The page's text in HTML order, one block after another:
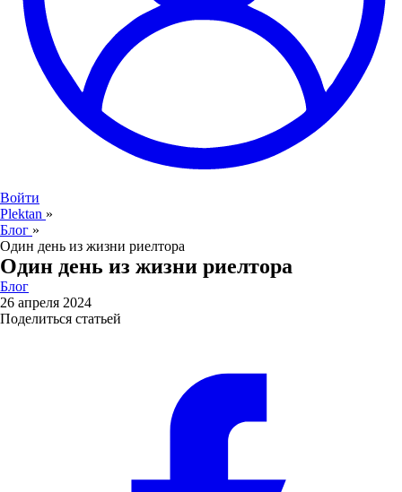
Войти
Plektan »
Блог »
Один день из жизни риелтора
Один день из жизни риелтора
Блог
26 апреля 2024
Поделиться статьей